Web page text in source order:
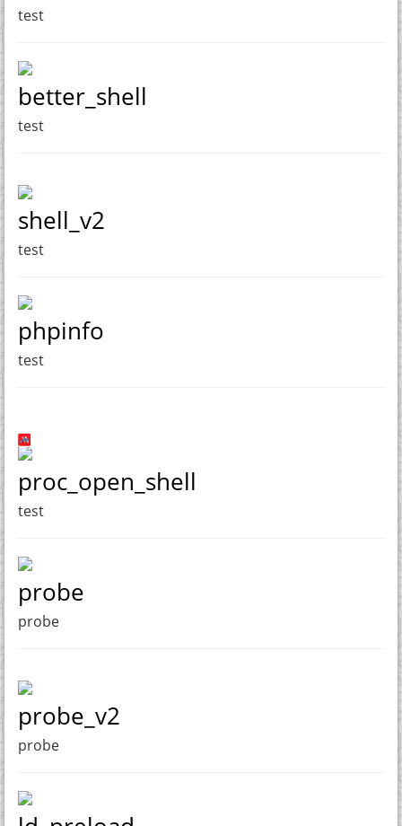
test
better_shell
test
shell_v2
test
phpinfo
test
proc_open_shell
test
probe
probe
probe_v2
probe